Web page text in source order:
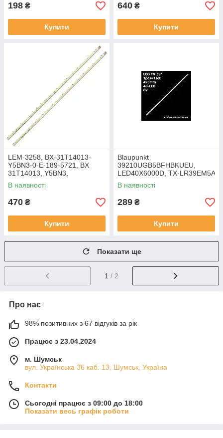
198 ₴
Купити
640 ₴
Купити
LEM-3258, BX-31T14013-
Y5BN3-0-E-189-5721, BX
31T14013, Y5BN3,
32PFL5206H/12 – LED
підсвітка TV 32" 40/44-LED
В наявності
470 ₴
Купити
Blaupunkt
39210UGB5BFHBKUEU,
LED40X6000D, TX-LR39EM5A
– LED підсвітка TV 39" (1
планка)
В наявності
289 ₴
Купити
Показати ще
1 / 2
Про нас
98% позитивних з 67 відгуків за рік
Працює з 23.04.2024
м. Шумськ
вул. Українська 36 каб. 13, Шумськ, Україна
Контакти
Сьогодні працює з 09:00 до 18:00
Показати весь графік роботи